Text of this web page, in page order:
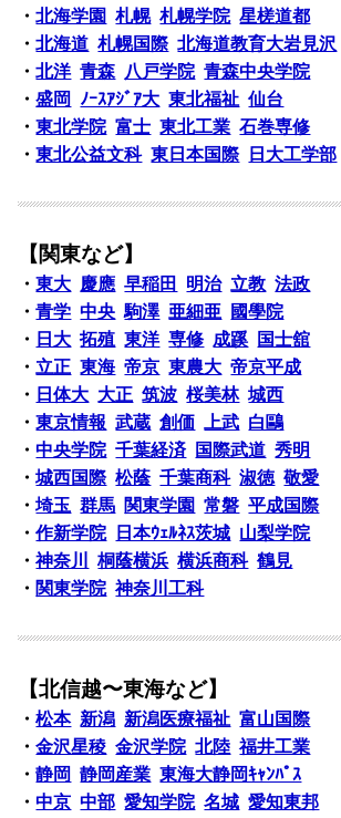
・北海学園 札幌 札幌学院 星槎道都
・北海道 札幌国際 北海道教育大岩見沢
・北洋 青森 八戸学院 青森中央学院
・盛岡 ﾉｰｽｱｼﾞｱ大 東北福祉 仙台
・東北学院 富士 東北工業 石巻専修
・東北公益文科 東日本国際 日大工学部
【関東など】
・東大 慶應 早稲田 明治 立教 法政
・青学 中央 駒澤 亜細亜
國學院
・ 日大 拓殖 東洋 専修 成蹊
国士舘
・立正 東海 帝京 東農大 帝京平成
・ 日体大 大正 筑波 桜美林 城西
・東京情報 武蔵 創価 上武 白鷗
・中央学院 千葉経済 国際武道 秀明
・城西国際 松蔭 千葉商科 淑徳 敬愛
・埼玉 群馬 関東学園 常磐 平成国際
・作新学院 日本ｳｪﾙﾈｽ茨城 山梨学院
・神奈川 桐蔭横浜 横浜商科 鶴見
・ 関東学院 神奈川工科
【北信越〜東海など】
・松本 新潟 新潟医療福祉 富山国際
・金沢星稜 金沢学院 北陸 福井工業
・静岡 静岡産業 東海大静岡ｷｬﾝﾊﾟｽ
・中京 中部 愛知学院 名城 愛知東邦